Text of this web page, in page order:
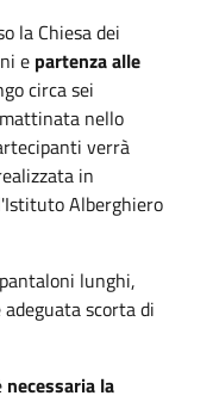
la Chiesa dei
e partenza alle
circa sei
nello
verrà
in
Alberghiero
lunghi,
scorta di
necessaria la